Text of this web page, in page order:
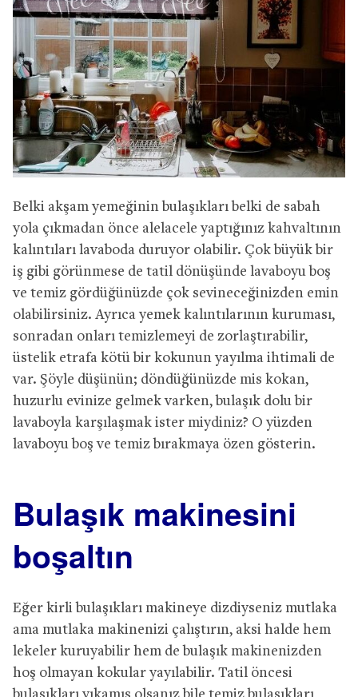
Belki akşam yemeğinin bulaşıkları belki de sabah
yola çıkmadan önce alelacele yaptığınız kahvaltının
kalıntıları lavaboda duruyor olabilir. Çok büyük bir
iş gibi görünmese de tatil dönüşünde lavaboyu boş
ve temiz gördüğünüzde çok sevineceğinizden emin
olabilirsiniz. Ayrıca yemek kalıntılarının kuruması,
sonradan onları temizlemeyi de zorlaştırabilir,
üstelik etrafa kötü bir kokunun yayılma ihtimali de
var. Şöyle düşünün; döndüğünüzde mis kokan,
huzurlu evinize gelmek varken, bulaşık dolu bir
lavaboyla karşılaşmak ister miydiniz? O yüzden
lavaboyu boş ve temiz bırakmaya özen gösterin.
Bulaşık makinesini
boşaltın
Eğer kirli bulaşıkları makineye dizdiyseniz mutlaka
ama mutlaka makinenizi çalıştırın, aksi halde hem
lekeler kuruyabilir hem de bulaşık makinenizden
hoş olmayan kokular yayılabilir. Tatil öncesi